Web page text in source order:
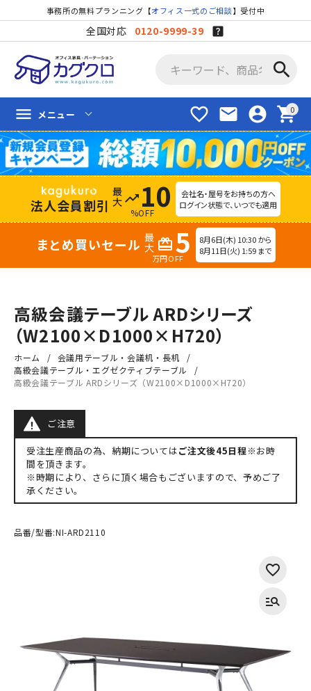
事務所の無料プランニング【オフィス一式のご相談】受付中
全国対応 0120-9999-39
search
favorite_border mail account_circle shopping_cart
menu メニュー
法人会員割引 trending_up 10
%OFF
会社名・屋号をお持ちの方へ
ログイン状態で、いつでも適用
まとめ買いセール redeem 5
万円OFF
8月6日(木) 10:30 から
8月11日(火) 1:59 まで
高級会議テーブル ARDシリーズ
（W2100×D1000×H720）
ホーム
会議用テーブル・会議机・長机
高級会議テーブル・エグゼクティブテーブル
高級会議テーブル ARDシリーズ（W2100×D1000×H720）
ご注意
受注生産商品の為、納期についてはご注文後45日程※お時
間を頂きます。
※時期により、さらに頂く場合もございますので、予めご了
承ください。
品番/型番:NI-ARD2110